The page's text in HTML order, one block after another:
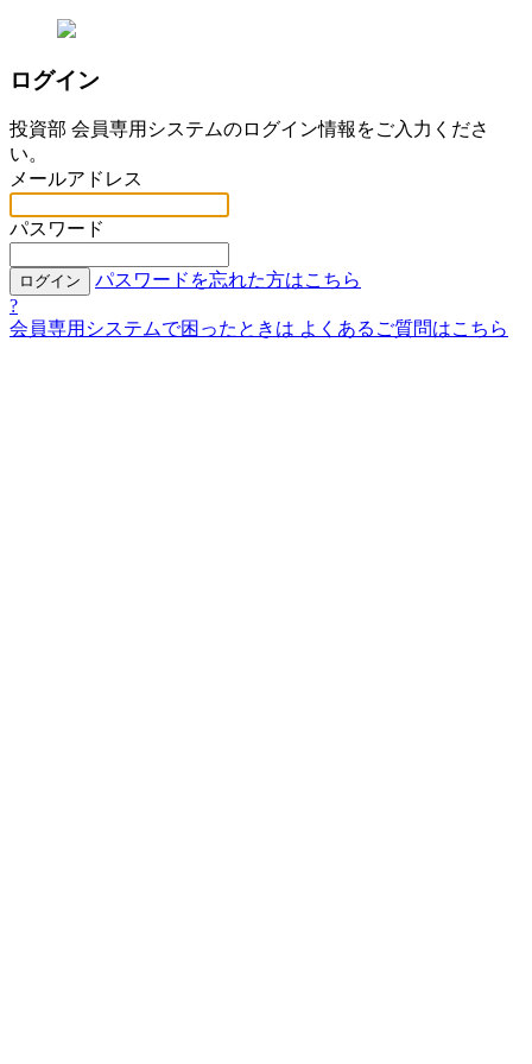
ログイン
投資部 会員専用システムのログイン情報をご入力くださ
い。
メールアドレス
パスワード
ログイン
パスワードを忘れた方はこちら
?
会員専用システムで困ったときは よくあるご質問はこちら